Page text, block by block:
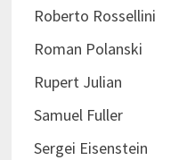
Roberto Rossellini
Roman Polanski
Rupert Julian
Samuel Fuller
Sergei Eisenstein